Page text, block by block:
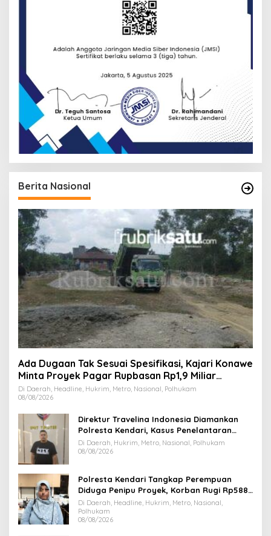
Berita Nasional
Ada Dugaan Tak Sesuai Spesifikasi, Kajari Konawe
Minta Proyek Pagar Rupbasan Rp1,9 Miliar
Dihentikan
Di Daerah, Headline, Hukrim, Metro, Nasional, Polhukam
08/08/2026
Direktur Travelina Indonesia Diamankan
Polresta Kendari, Kasus Penelantaran
Jemaah Umrah Masuk Babak Baru
Di Daerah, Hukrim, Metro, Nasional, Polhukam
08/08/2026
Polresta Kendari Tangkap Perempuan
Diduga Penipu Proyek, Korban Rugi Rp588,1
Juta
Di Daerah, Headline, Hukrim, Metro, Nasional,
Polhukam
08/08/2026